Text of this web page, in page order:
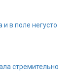
в поле негусто
стремительно